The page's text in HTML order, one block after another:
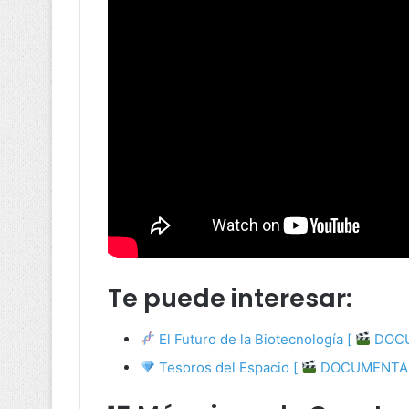
Te puede interesar:
El Futuro de la Biotecnología [
Tesoros del Espacio [